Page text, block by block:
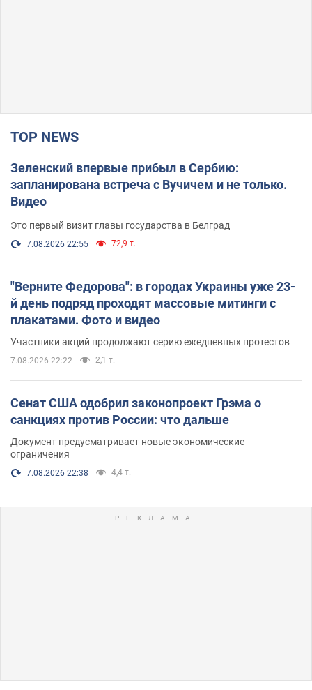
TOP NEWS
Зеленский впервые прибыл в Сербию:
запланирована встреча с Вучичем и не только.
Видео
Это первый визит главы государства в Белград
7.08.2026 22:55 72,9 т.
"Верните Федорова": в городах Украины уже 23-
й день подряд проходят массовые митинги с
плакатами. Фото и видео
Участники акций продолжают серию ежедневных протестов
7.08.2026 22:22 2,1 т.
Сенат США одобрил законопроект Грэма о
санкциях против России: что дальше
Документ предусматривает новые экономические
ограничения
7.08.2026 22:38 4,4 т.